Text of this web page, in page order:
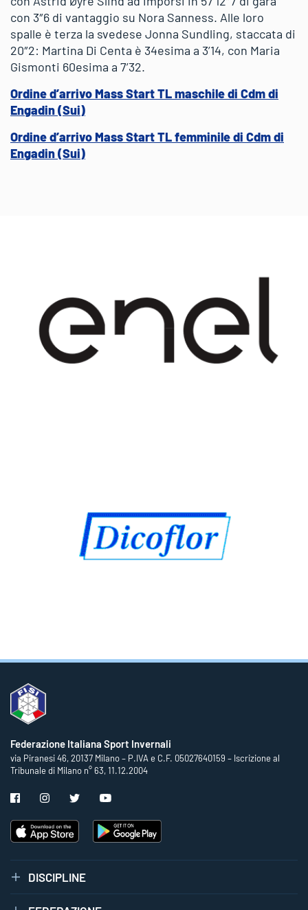
con 3″6 di vantaggio su Nora Sanness. Alle loro
spalle è terza la svedese Jonna Sundling, staccata di
20″2: Martina Di Centa è 34esima a 3’14, con Maria
Gismonti 60esima a 7’32.
Ordine d’arrivo Mass Start TL maschile di Cdm di
Engadin (Sui)
Ordine d’arrivo Mass Start TL femminile di Cdm di
Engadin (Sui)
Federazione Italiana Sport Invernali
via Piranesi 46, 20137 Milano – P.IVA e C.F. 05027640159 – Iscrizione al
Tribunale di Milano n° 63, 11.12.2004
DISCIPLINE